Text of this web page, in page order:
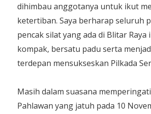
dihimbau anggotanya untuk ikut
ketertiban. Saya berharap seluruh
pencak silat yang ada di Blitar Raya
kompak, bersatu padu serta
terdepan mensukseskan Pilkada
Masih dalam suasana
Pahlawan yang jatuh pada 10